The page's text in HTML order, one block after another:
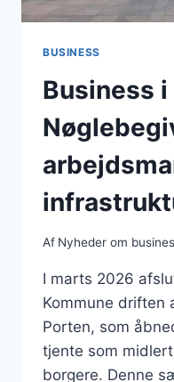
BUSINESS
Business
Af Nyheder om
I marts 2026
Kommune driften
Porten, som
tjente som
borgere. Denne